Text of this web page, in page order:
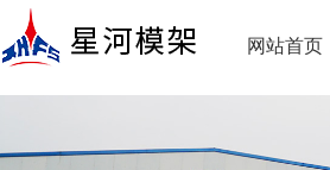
网站首页